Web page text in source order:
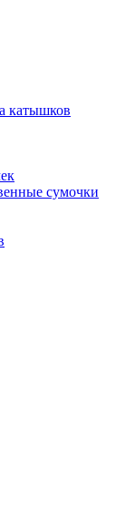
катышков
сумочки